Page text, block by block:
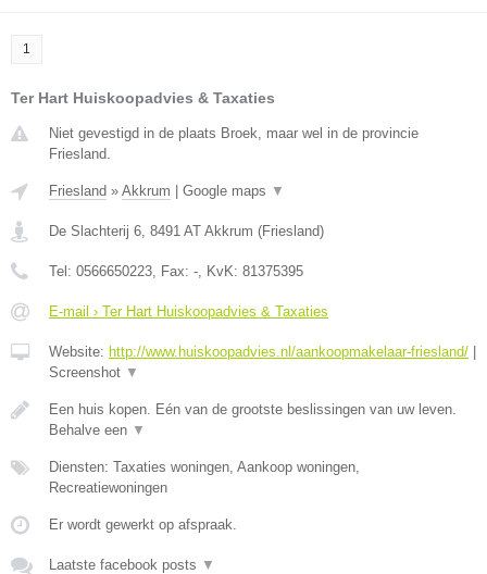
1
Ter Hart Huiskoopadvies & Taxaties
Niet gevestigd in de plaats Broek, maar wel in de provincie
Friesland.
Friesland » Akkrum Google maps ▼
De Slachterij 6, 8491 AT Akkrum (Friesland)
Tel: 0566650223, Fax: -, KvK: 81375395
E-mail › Ter Hart Huiskoopadvies & Taxaties
Website: http://www.huiskoopadvies.nl/aankoopmakelaar-friesland/
Screenshot ▼
Een huis kopen. Eén van de grootste beslissingen van uw leven.
Behalve een ▼
Diensten: Taxaties woningen, Aankoop woningen,
Recreatiewoningen
Er wordt gewerkt op afspraak.
Laatste facebook posts ▼